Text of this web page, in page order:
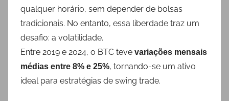
qualquer horário, sem depender de bolsas
tradicionais. No entanto, essa liberdade traz um
desafio: a volatilidade.
Entre 2019 e 2024, o BTC teve variações mensais
médias entre 8% e 25%, tornando-se um ativo
ideal para estratégias de swing trade.